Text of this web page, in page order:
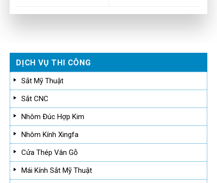
DỊCH VỤ THI CÔNG
Sắt Mỹ Thuật
Sắt CNC
Nhôm Đúc Hợp Kim
Nhôm Kính Xingfa
Cửa Thép Vân Gỗ
Mái Kính Sắt Mỹ Thuật